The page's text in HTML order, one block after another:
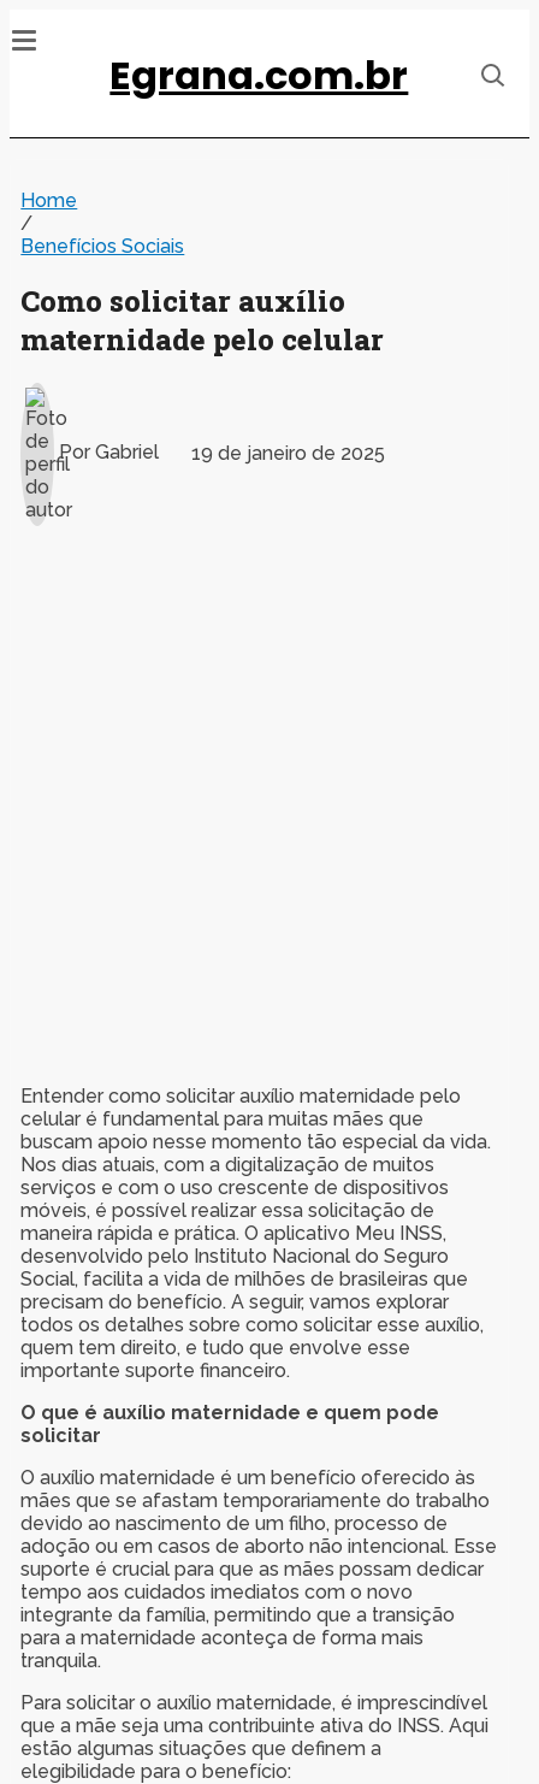
Egrana.com.br
Home
/
Benefícios Sociais
Como solicitar auxílio
maternidade pelo celular
PorGabriel 19 de janeiro de 2025
Entender como solicitar auxílio maternidade pelo
celular é fundamental para muitas mães que
buscam apoio nesse momento tão especial da vida.
Nos dias atuais, com a digitalização de muitos
serviços e com o uso crescente de dispositivos
móveis, é possível realizar essa solicitação de
maneira rápida e prática. O aplicativo Meu INSS,
desenvolvido pelo Instituto Nacional do Seguro
Social, facilita a vida de milhões de brasileiras que
precisam do benefício. A seguir, vamos explorar
todos os detalhes sobre como solicitar esse auxílio,
quem tem direito, e tudo que envolve esse
importante suporte financeiro.
O que é auxílio maternidade e quem pode
solicitar
O auxílio maternidade é um benefício oferecido às
mães que se afastam temporariamente do trabalho
devido ao nascimento de um filho, processo de
adoção ou em casos de aborto não intencional. Esse
suporte é crucial para que as mães possam dedicar
tempo aos cuidados imediatos com o novo
integrante da família, permitindo que a transição
para a maternidade aconteça de forma mais
tranquila.
Para solicitar o auxílio maternidade, é imprescindível
que a mãe seja uma contribuinte ativa do INSS. Aqui
estão algumas situações que definem a
elegibilidade para o benefício: